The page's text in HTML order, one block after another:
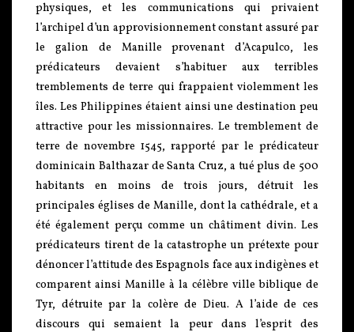
physiques, et les communications qui privaient
l’archipel d’un approvisionnement constant assuré par
le galion de Manille provenant d’Acapulco, les
prédicateurs devaient s’habituer aux terribles
tremblements de terre qui frappaient violemment les
îles. Les Philippines étaient ainsi une destination peu
attractive pour les missionnaires. Le tremblement de
terre de novembre 1545, rapporté par le prédicateur
dominicain Balthazar de Santa Cruz, a tué plus de 500
habitants en moins de trois jours, détruit les
principales églises de Manille, dont la cathédrale, et a
été également perçu comme un châtiment divin. Les
prédicateurs tirent de la catastrophe un prétexte pour
dénoncer l’attitude des Espagnols face aux indigènes et
comparent ainsi Manille à la célèbre ville biblique de
Tyr, détruite par la colère de Dieu. A l’aide de ces
discours qui semaient la peur dans l’esprit des